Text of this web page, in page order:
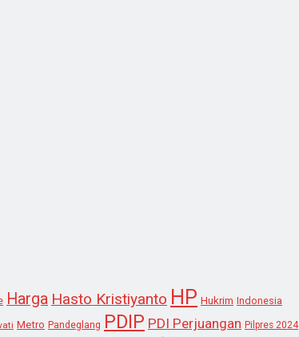
Harga Hasto Kristiyanto HP Hukrim Indonesia
Metro Pandeglang PDIP PDI Perjuangan Pilpres 2024